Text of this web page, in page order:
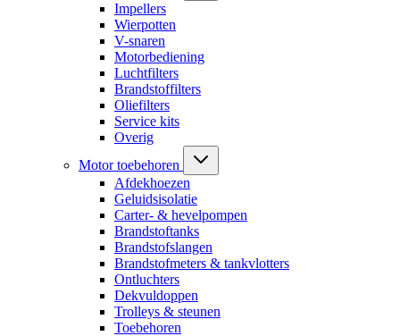
Impellers
Wierpotten
V-snaren
Motorbediening
Luchtfilters
Brandstoffilters
Oliefilters
Service kits
Overig
Motor toebehoren
Afdekhoezen
Geluidsisolatie
Carter- & hevelpompen
Brandstoftanks
Brandstofslangen
Brandstofmeters & tankvlotters
Ontluchters
Dekvuldoppen
Trolleys & steunen
Toebehoren